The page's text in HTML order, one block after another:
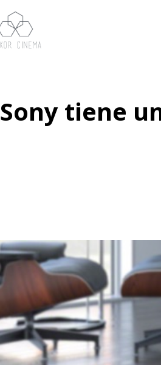
Sony tiene